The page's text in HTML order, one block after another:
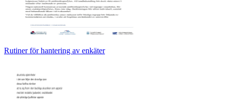
Rutiner för hantering av enkäter